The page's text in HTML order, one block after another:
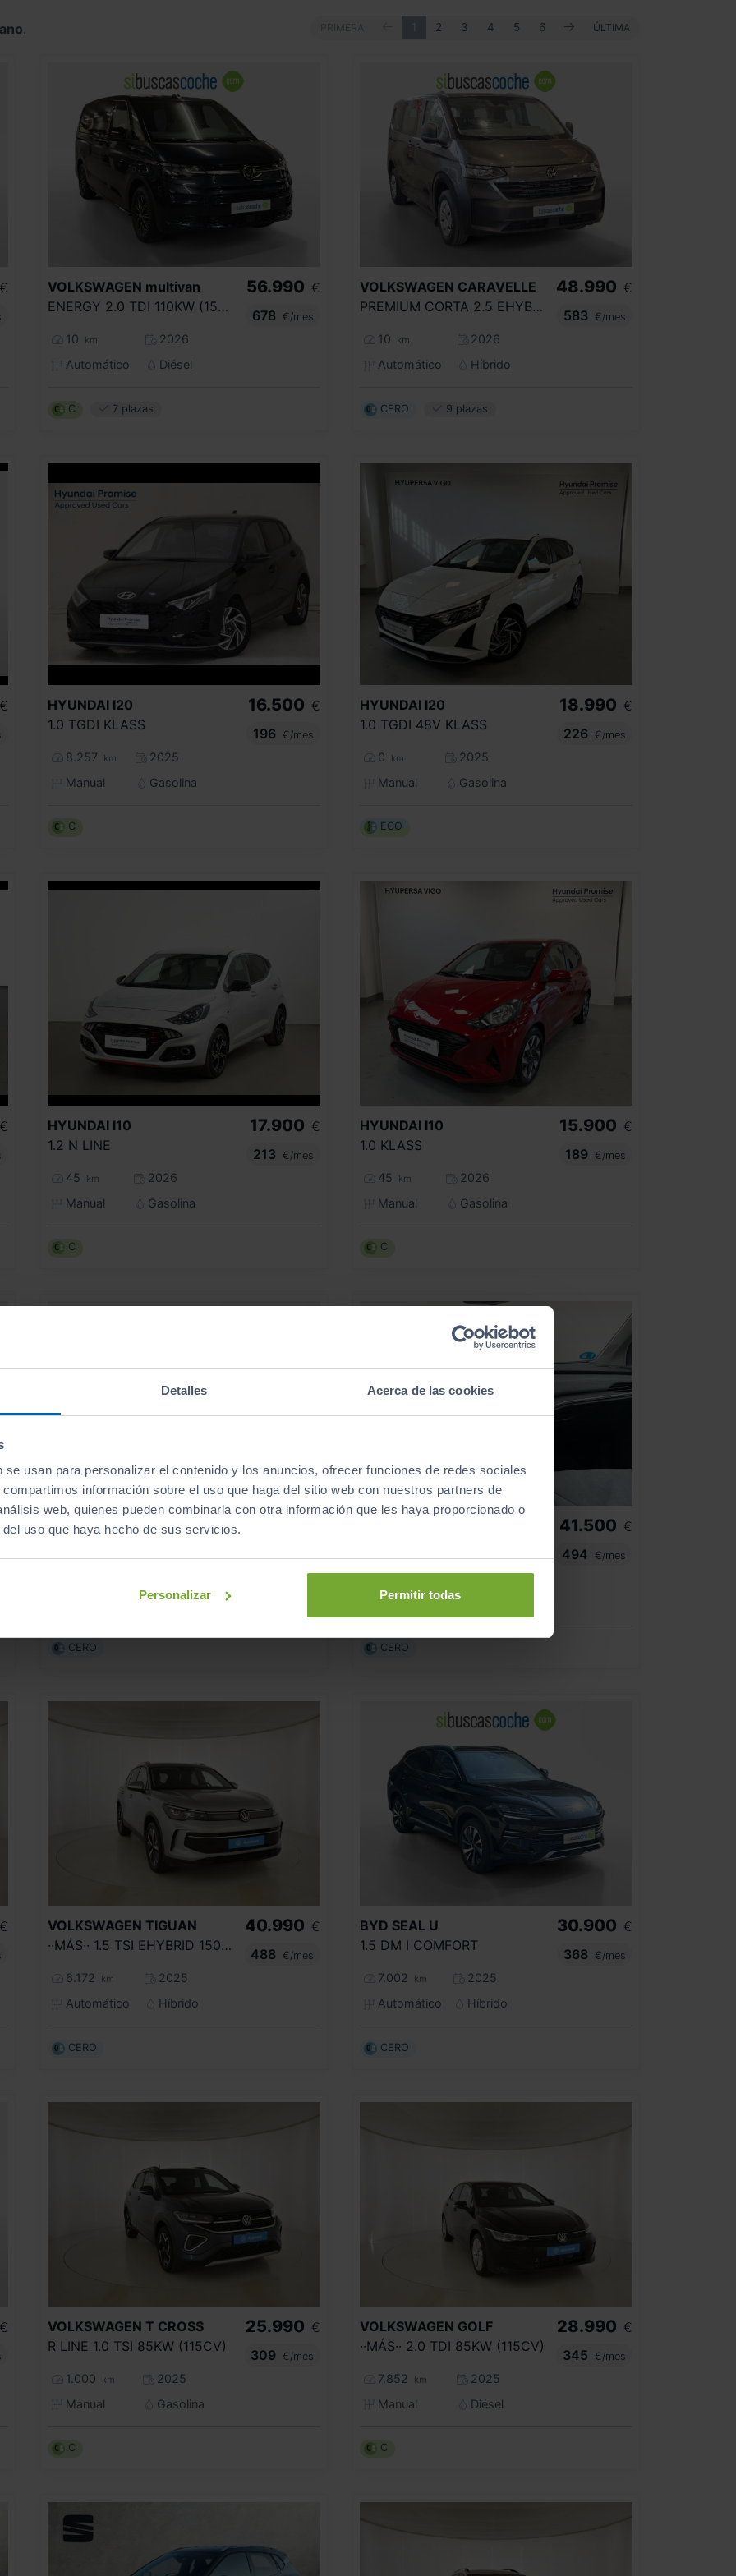
Detalles Acerca de las cookies
usan para personalizar el contenido y los anuncios, ofrecer funciones de redes sociales
información sobre el uso que haga del sitio web con nuestros partners de
web, quienes pueden combinarla con otra información que les haya proporcionado o
uso que haya hecho de sus servicios.
Personalizar Permitir todas
. ANTERIOR
2 3 4 5 6 SIGUIENTE
ÚLTIMA
€
VOLKSWAGEN multivan
ENERGY 2.0 TDI 110KW (150CV) DSG B.LARGA
10 km
2026
Automático
Diésel
56.990 €
678
€/mes
C 7 plazas
VOLKSWAGEN CARAVELLE
PREMIUM CORTA 2.5 EHYBRID 171KW AUT.
10 km
2026
Automático
Híbrido
48.990 €
583
€/mes
CERO 9 plazas
€
HYUNDAI I20
1.0 TGDI KLASS
8.257 km
2025
Manual
Gasolina
16.500 €
196
€/mes
C
HYUNDAI I20
1.0 TGDI 48V KLASS
0 km
2025
Manual
Gasolina
18.990 €
226
€/mes
ECO
€
HYUNDAI I10
1.2 N LINE
45 km
2026
Manual
Gasolina
17.900 €
213
€/mes
C
HYUNDAI I10
1.0 KLASS
45 km
2026
Manual
Gasolina
15.900 €
189
€/mes
C
€
AUDI
Q4 SPORTBACK E TRON
Eléctrico
517 €/mes
CERO
6.107
2026
Automático
41.500 €
494
€/mes
CERO
€
VOLKSWAGEN TIGUAN
··MÁS·· 1.5 TSI EHYBRID 150KW (204CV) DSG
6.172 km
2025
Automático
Híbrido
40.990 €
488
€/mes
CERO
BYD SEAL U
1.5 DM I COMFORT
7.002 km
2025
Automático
Híbrido
30.900 €
368
€/mes
CERO
€
VOLKSWAGEN T CROSS
R LINE 1.0 TSI 85KW (115CV)
1.000 km
2025
Manual
Gasolina
25.990 €
309
€/mes
C
VOLKSWAGEN GOLF
··MÁS·· 2.0 TDI 85KW (115CV)
7.852 km
2025
Manual
Diésel
28.990 €
345
€/mes
C